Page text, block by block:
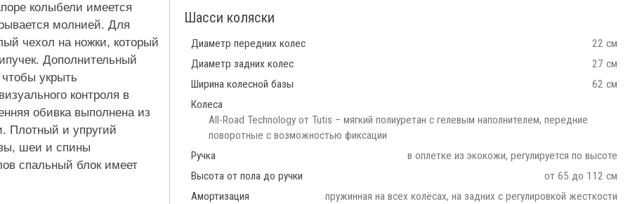
колыбели имеется
молнией. Для
чехол на ножки, который
Дополнительный
чтобы укрыть
контроля в
обивка выполнена из
Плотный и упругий
шеи и спины
спальный блок имеет
Шасси коляски
Диаметр передних колес
22 см
Диаметр задних колес
27 см
Ширина колесной базы
62 см
Колеса
All-Road Technology от Tutis – мягкий полиуретан с гелевым наполнителем, передние
поворотные с возможностью фиксации
Ручка
в оплетке из экокожи, регулируется по высоте
Высота от пола до ручки
от 65 до 112 см
Амортизация
пружинная на всех колёсах, на задних с регулировкой жесткости